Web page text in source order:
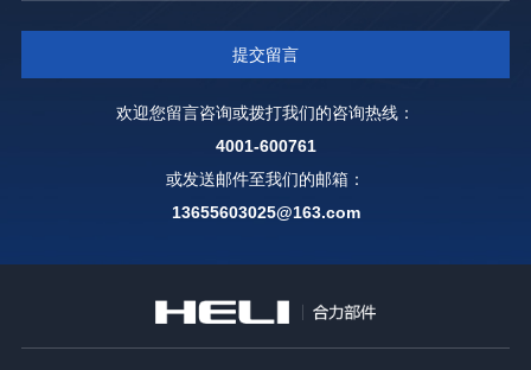
欢迎您留言咨询或拨打我们的咨询热线：
4001-600761
或发送邮件至我们的邮箱：
13655603025@163.com